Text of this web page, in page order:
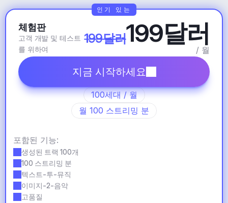
체험판
고객 개발 및 테스트
를 위하여
199달러199달러
/ 월
지금 시작하세요
100세대 / 월
월 100 스트리밍 분
포함된 기능:
생성된 트랙 100개
100 스트리밍 분
텍스트-투-뮤직
이미지-2-음악
고품질
인기 있는